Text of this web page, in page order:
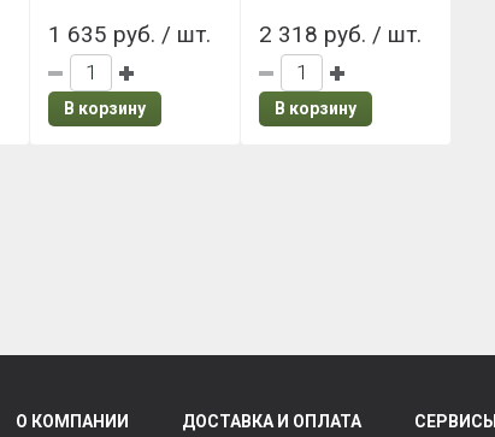
1 635 руб. / шт.
В корзину
2 318 руб. / шт.
В корзину
О КОМПАНИИ ДОСТАВКА И ОПЛАТА СЕРВИСЫ